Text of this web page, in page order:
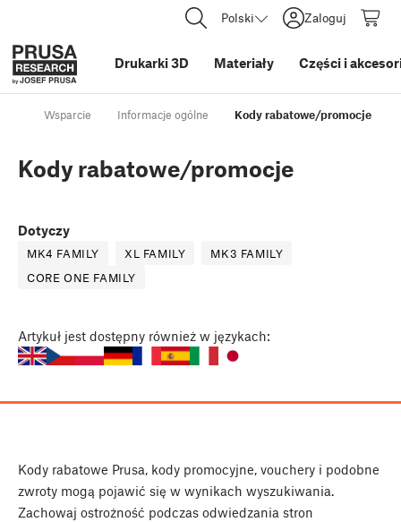
Polski Zaloguj
Drukarki 3D Materiały Części i
Wsparcie Informacje ogólne Kody rabatowe/promocje
Kody rabatowe/promocje
Dotyczy
MK4 FAMILY XL FAMILY
MK3 FAMILY
CORE ONE FAMILY
Artykuł jest dostępny również w językach:
Kody rabatowe Prusa, kody promocyjne, vouchery i podobne
zwroty mogą pojawić się w wynikach wyszukiwania.
Zachowaj ostrożność podczas odwiedzania stron